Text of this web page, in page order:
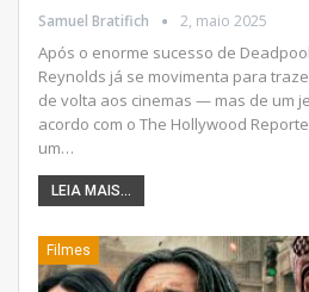
Samuel Bratifich 2, maio 2025
Após o enorme sucesso de
Reynolds já se movimenta para
de volta aos cinemas — mas de um
acordo com o The Hollywood
um…
LEIA MAIS...
Filmes